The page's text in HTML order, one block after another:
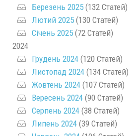
Березень 2025 (132 Статей)
Лютий 2025 (130 Статей)
Січень 2025 (72 Статей)
2024
Грудень 2024 (120 Статей)
Листопад 2024 (134 Статей)
Жовтень 2024 (107 Статей)
Вересень 2024 (90 Статей)
Серпень 2024 (38 Статей)
Липень 2024 (39 Статей)